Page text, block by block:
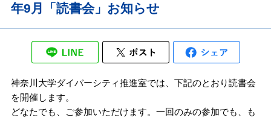
年9月「読書会」お知らせ
神奈川大学ダイバーシティ推進室では、下記のとおり読書会
を開催します。
どなたでも、ご参加いただけます。一回のみの参加でも、も